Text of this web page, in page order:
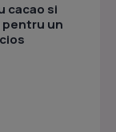
cacao si
un